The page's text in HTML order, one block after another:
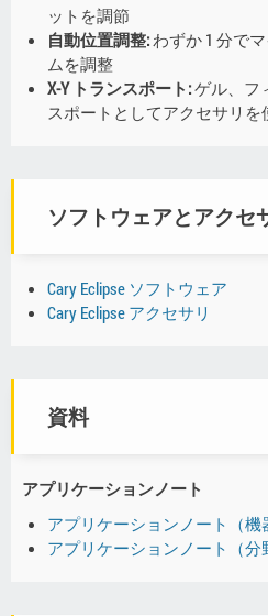
ットを調節
自動位置調整:わずか 1 分で
ムを調整
X-Y トランスポート:ゲル、フ
スポートとしてアクセサリを
ソフトウェアとアクセ
Cary Eclipse ソフトウェア
Cary Eclipse アクセサリ
資料
アプリケーションノート
アプリケーションノート（機
アプリケーションノート（分